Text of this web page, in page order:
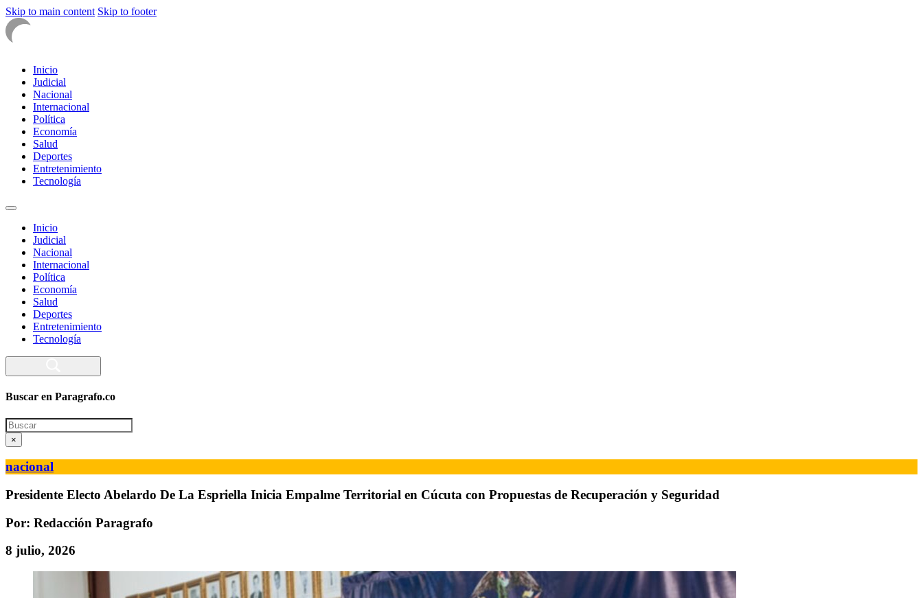
Skip to main content Skip to footer
Inicio
Judicial
Nacional
Internacional
Política
Economía
Salud
Deportes
Entretenimiento
Tecnología
Inicio
Judicial
Nacional
Internacional
Política
Economía
Salud
Deportes
Entretenimiento
Tecnología
Buscar en Paragrafo.co
Search
×
nacional
Presidente Electo Abelardo De La Espriella Inicia Empalme Territorial en Cúcuta con Propuestas de Recuperación y Seguridad
Por: Redacción Paragrafo
8 julio, 2026